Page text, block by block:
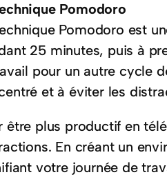
Pomodoro
Pomodoro est
25 minutes, puis à
pour un autre cycle
et à éviter les
être plus productif en
En créant un
votre journée de